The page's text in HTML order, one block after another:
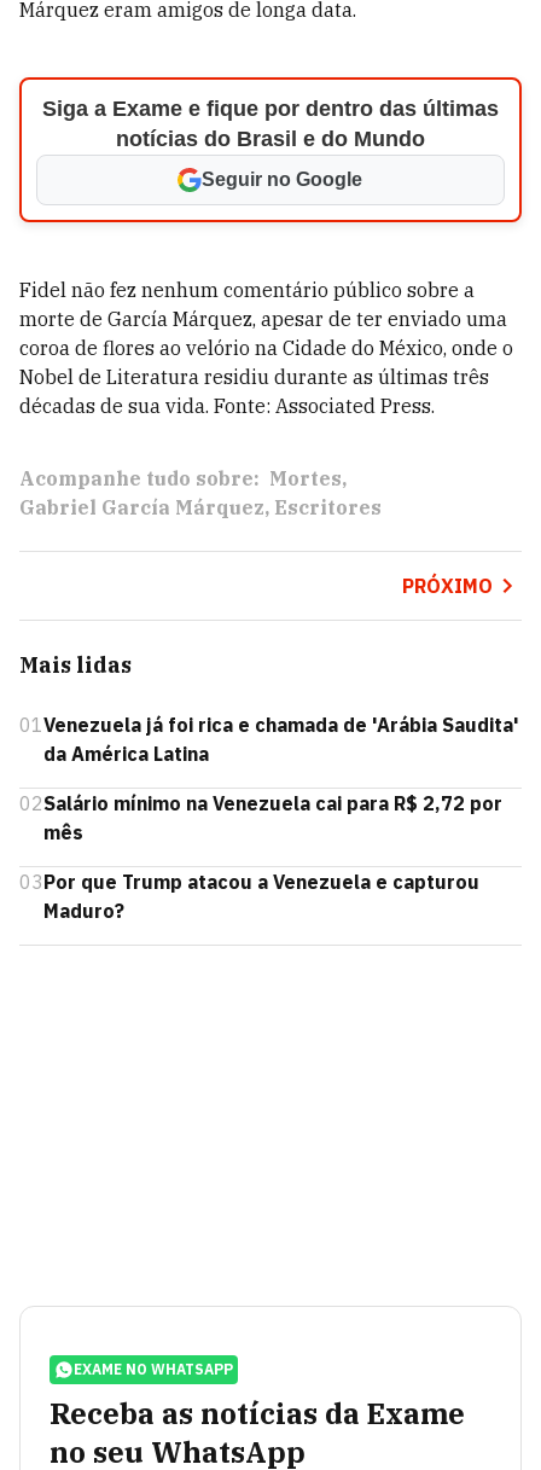
Márquez eram amigos de longa data.
Siga a Exame e fique por dentro das últimas
notícias do Brasil e do Mundo
Seguir no Google
Fidel não fez nenhum comentário público sobre a
morte de García Márquez, apesar de ter enviado uma
coroa de flores ao velório na Cidade do México, onde o
Nobel de Literatura residiu durante as últimas três
décadas de sua vida. Fonte: Associated Press.
Acompanhe tudo sobre: Mortes
Gabriel García Márquez Escritores
PRÓXIMO
Mais lidas
01Venezuela já foi rica e chamada de 'Arábia Saudita'
da América Latina
02Salário mínimo na Venezuela cai para R$ 2,72 por
mês
03Por que Trump atacou a Venezuela e capturou
Maduro?
EXAME NO WHATSAPP
Receba as notícias da Exame
no seu WhatsApp